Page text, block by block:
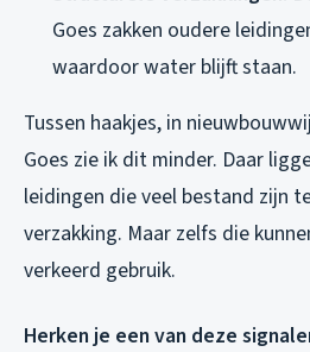
Goes zakken oudere
waardoor water blijft staan.
Tussen haakjes, in
Goes zie ik dit minder. Daar
leidingen die veel bestand zijn
verzakking. Maar zelfs die
verkeerd gebruik.
Herken je een van deze